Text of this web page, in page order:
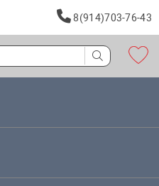
8(914)703-76-43